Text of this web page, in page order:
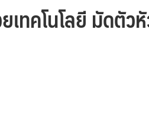
เทคโนโลยี มัดตัว